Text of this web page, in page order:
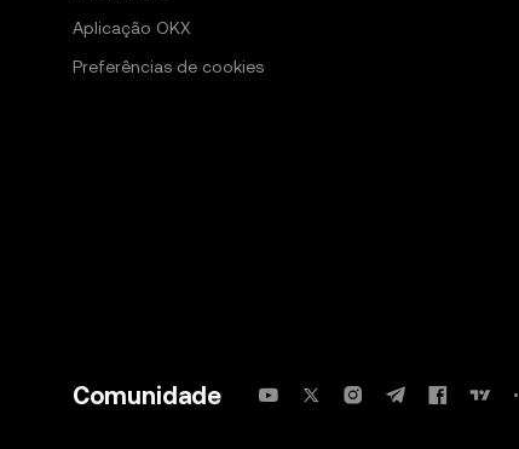
Aplicação OKX
Preferências de cookies
Comunidade